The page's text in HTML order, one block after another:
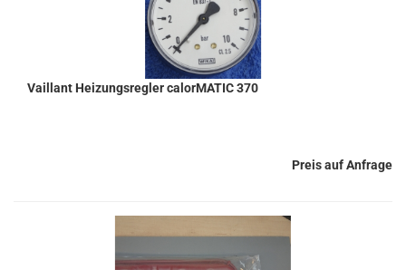
Vaillant Heizungsregler calorMATIC 370
Preis auf Anfrage